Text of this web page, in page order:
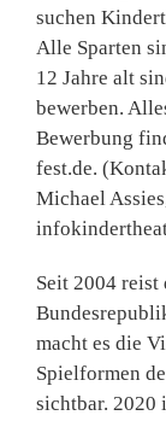
suchen
Alle Sparten
12 Jahre alt
bewerben.
Bewerbung
fest.de.
Michael
Seit 2004 reist
macht es die
Spielformen
sichtbar. 2020